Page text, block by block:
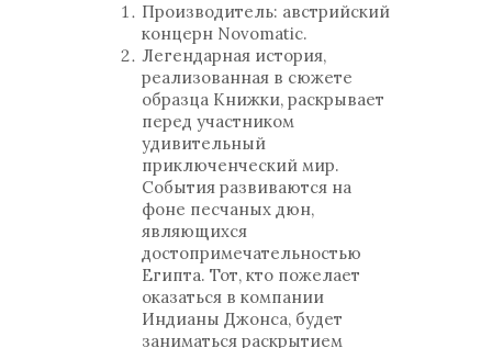
Производитель: австрийский
концерн Novomatic.
Легендарная история,
реализованная в сюжете
образца Книжки, раскрывает
перед участником
удивительный
приключенческий мир.
События развиваются на
фоне песчаных дюн,
являющихся
достопримечательностью
Египта. Тот, кто пожелает
оказаться в компании
Индианы Джонса, будет
заниматься раскрытием